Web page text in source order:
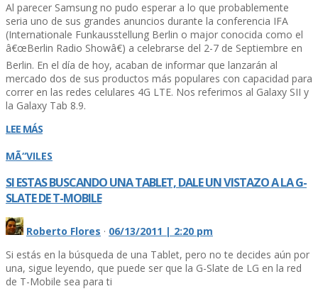
Al parecer Samsung no pudo esperar a lo que probablemente
seria uno de sus grandes anuncios durante la conferencia IFA
(Internationale Funkausstellung Berlin o major conocida como el
â€œBerlin Radio Showâ€) a celebrarse del 2-7 de Septiembre en
Berlin. En el dí­a de hoy, acaban de informar que lanzarán al
mercado dos de sus productos más populares con capacidad para
correr en las redes celulares 4G LTE. Nos referimos al Galaxy SII y
la Galaxy Tab 8.9.
LEE MÁS
MÃ“VILES
SI ESTAS BUSCANDO UNA TABLET, DALE UN VISTAZO A LA G-
SLATE DE T-MOBILE
Roberto Flores · 06/13/2011 | 2:20 pm
Si estás en la búsqueda de una Tablet, pero no te decides aún por
una, sigue leyendo, que puede ser que la G-Slate de LG en la red
de T-Mobile sea para ti